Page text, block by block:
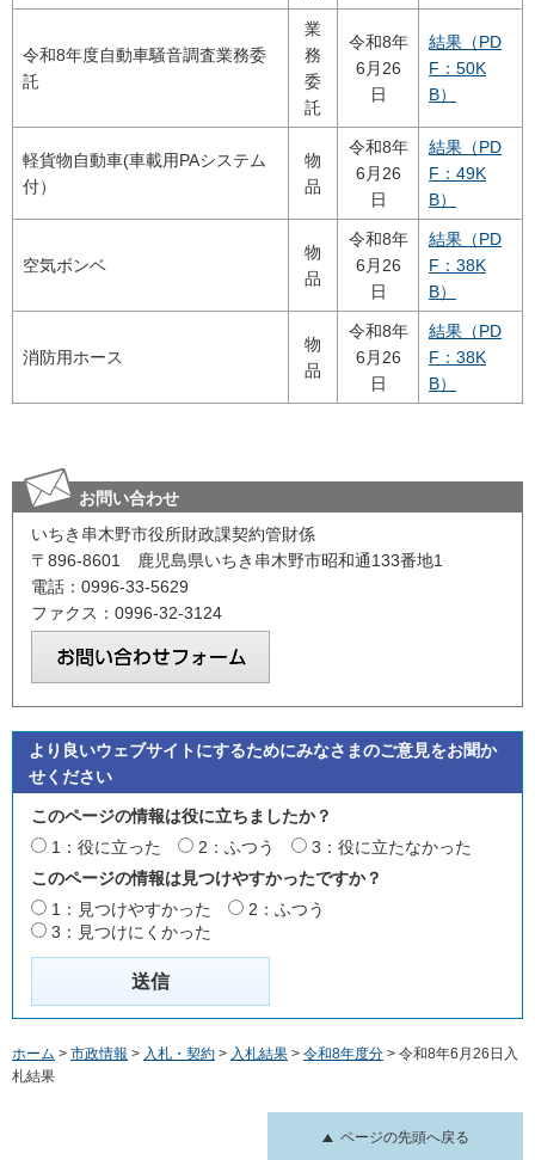
令和8年度自動車騒音調査業務委
託
業
務
委
託
令和8年
6月26
日
結果（PD
F：50K
B）
軽貨物自動車(車載用PAシステム
付）
物
品
令和8年
6月26
日
結果（PD
F：49K
B）
空気ボンベ
物
品
令和8年
6月26
日
結果（PD
F：38K
B）
消防用ホース
物
品
令和8年
6月26
日
結果（PD
F：38K
B）
お問い合わせ
いちき串木野市役所財政課契約管財係
〒896-8601 鹿児島県いちき串木野市昭和通133番地1
電話：0996-33-5629
ファクス：0996-32-3124
より良いウェブサイトにするためにみなさまのご意見をお聞か
せください
このページの情報は役に立ちましたか？
1：役に立った
2：ふつう
3：役に立たなかった
このページの情報は見つけやすかったですか？
1：見つけやすかった
2：ふつう
3：見つけにくかった
ホーム > 市政情報 > 入札・契約 > 入札結果 > 令和8年度分 > 令和8年6月26日入
札結果
ページの先頭へ戻る